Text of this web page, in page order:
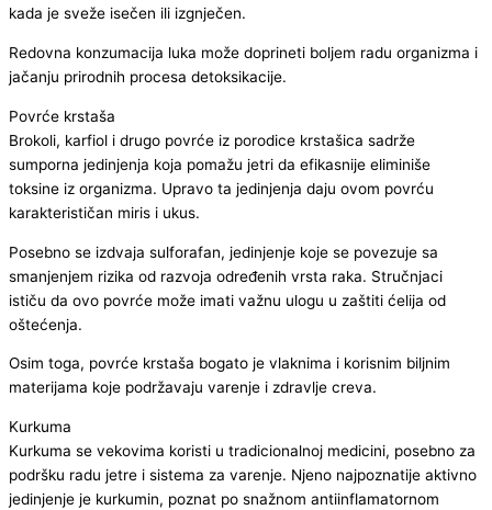
kada je sveže isečen ili izgnječen.
Redovna konzumacija luka može doprineti boljem radu organizma i
jačanju prirodnih procesa detoksikacije.
Povrće krstaša
Brokoli, karfiol i drugo povrće iz porodice krstašica sadrže
sumporna jedinjenja koja pomažu jetri da efikasnije eliminiše
toksine iz organizma. Upravo ta jedinjenja daju ovom povrću
karakterističan miris i ukus.
Posebno se izdvaja sulforafan, jedinjenje koje se povezuje sa
smanjenjem rizika od razvoja određenih vrsta raka. Stručnjaci
ističu da ovo povrće može imati važnu ulogu u zaštiti ćelija od
oštećenja.
Osim toga, povrće krstaša bogato je vlaknima i korisnim biljnim
materijama koje podržavaju varenje i zdravlje creva.
Kurkuma
Kurkuma se vekovima koristi u tradicionalnoj medicini, posebno za
podršku radu jetre i sistema za varenje. Njeno najpoznatije aktivno
jedinjenje je kurkumin, poznat po snažnom antiinflamatornom